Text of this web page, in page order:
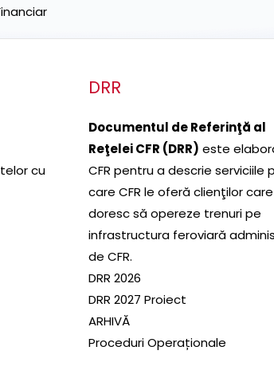
cu
DRR
Documentul de Referinţă al
Reţelei CFR (DRR) este
CFR pentru a descrie serviciile
care CFR le oferă clienţilor care
doresc să opereze trenuri pe
infrastructura feroviară
de CFR.
DRR 2026
DRR 2027 Proiect
ARHIVĂ
Proceduri Operaționale